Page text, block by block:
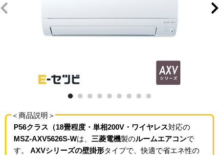
＜商品説明＞
P56クラス（18畳程度・単相200V・ワイヤレス対応の
MSZ-AXV5626S-Wは、 三菱電機製のルームエアコンで
す。 AXVシリーズの壁掛形タイプで、快適で省エネ性の